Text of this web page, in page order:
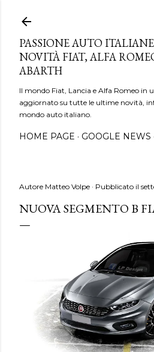
PASSIONE AUTO
NOVITÀ FIAT, ALFA
ABARTH
Il mondo Fiat, Lancia e Alfa Romeo in
aggiornato su tutte le ultime novità,
mondo auto italiano.
HOME PAGE GOOGLE NEWS
Autore Matteo Volpe Pubblicato il
NUOVA SEGMENTO B